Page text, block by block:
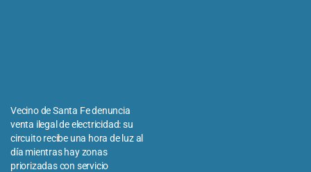
Vecino de Santa Fe denuncia
venta ilegal de electricidad: su
circuito recibe una hora de luz al
día mientras hay zonas
priorizadas con servicio